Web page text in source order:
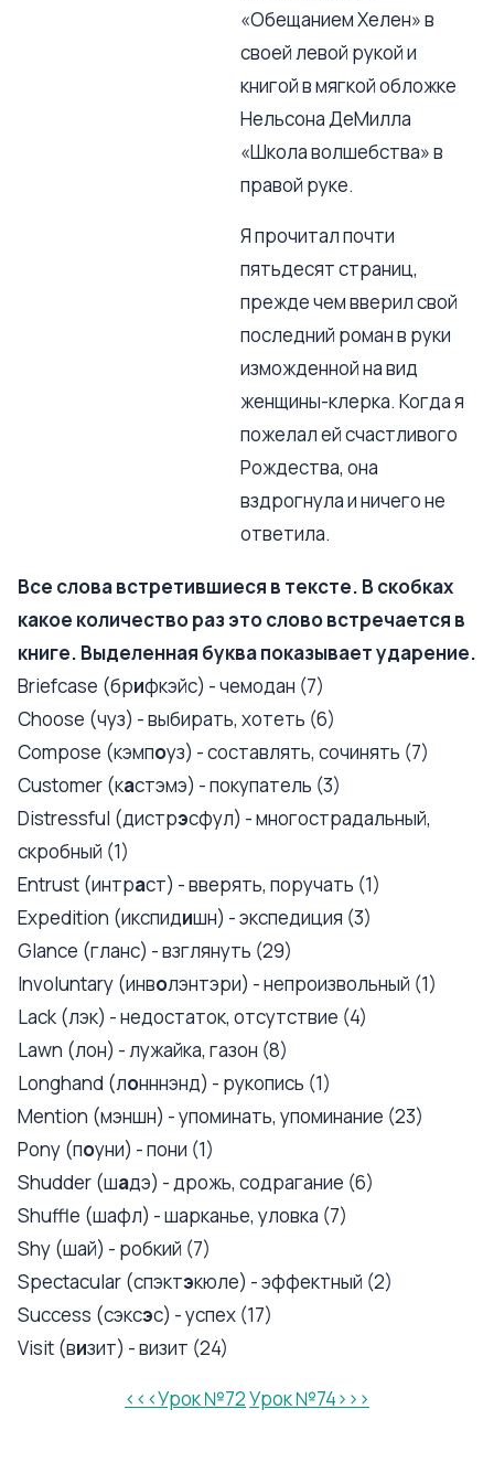
«Обещанием Хелен» в
своей левой рукой и
книгой в мягкой обложке
Нельсона ДеМилла
«Школа волшебства» в
правой руке.
Я прочитал почти
пятьдесят страниц,
прежде чем вверил свой
последний роман в руки
изможденной на вид
женщины-клерка. Когда я
пожелал ей счастливого
Рождества, она
вздрогнула и ничего не
ответила.
Все слова встретившиеся в тексте. В скобках
какое количество раз это слово встречается в
книге. Выделенная буква показывает ударение.
Briefcase (брифкэйс) - чемодан (7)
Choose (чуз) - выбирать, хотеть (6)
Compose (кэмпоуз) - составлять, сочинять (7)
Customer (кастэмэ) - покупатель (3)
Distressful (дистрэсфул) - многострадальный,
скробный (1)
Entrust (интраст) - вверять, поручать (1)
Expedition (икспидишн) - экспедиция (3)
Glance (гланс) - взглянуть (29)
Involuntary (инволэнтэри) - непроизвольный (1)
Lack (лэк) - недостаток, отсутствие (4)
Lawn (лон) - лужайка, газон (8)
Longhand (лонннэнд) - рукопись (1)
Mention (мэншн) - упоминать, упоминание (23)
Pony (поуни) - пони (1)
Shudder (шадэ) - дрожь, содрагание (6)
Shuffle (шафл) - шарканье, уловка (7)
Shy (шай) - робкий (7)
Spectacular (спэктэкюле) - эффектный (2)
Success (сэксэс) - успех (17)
Visit (визит) - визит (24)
<<<Урок №72Урок №74>>>